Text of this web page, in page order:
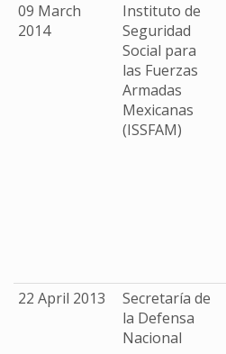
09 March
2014
Instituto de
Seguridad
Social para
las Fuerzas
Armadas
Mexicanas
(ISSFAM)
22 April 2013
Secretaría de
la Defensa
Nacional